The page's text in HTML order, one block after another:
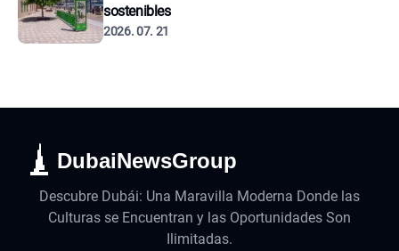
sostenibles
2026. 07. 21
DubaiNewsGroup
Descubre Dubái: Una Maravilla Moderna Donde las
Culturas se Encuentran y las Oportunidades Son
Ilimitadas.